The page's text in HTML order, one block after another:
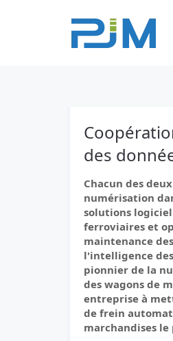
des
Chacun des
numérisation
solutions
ferroviaires et
maintenance
l'intelligence
pionnier de la
des wagons de
entreprise à
de frein
marchandises